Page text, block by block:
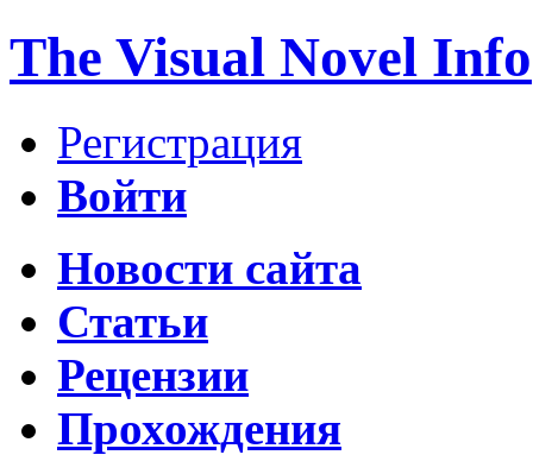
The Visual Novel Info
Регистрация
Войти
Новости сайта
Статьи
Рецензии
Прохождения